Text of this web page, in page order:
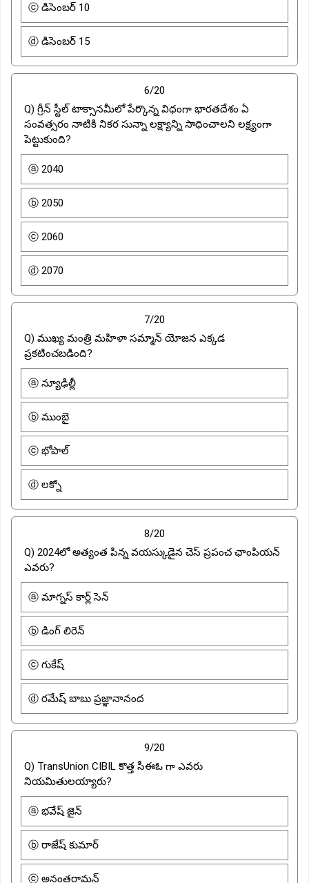
ⓒ డిసెంబర్ 10
ⓓ డిసెంబర్ 15
6/20
Q) గ్రీన్ స్టీల్ టాక్సానమీలో పేర్కొన్న విధంగా భారతదేశం ఏ
సంవత్సరం నాటికి నికర సున్నా లక్ష్యాన్ని సాధించాలని లక్ష్యంగా
పెట్టుకుంది?
ⓐ 2040
ⓑ 2050
ⓒ 2060
ⓓ 2070
7/20
Q) ముఖ్య మంత్రి మహిళా సమ్మాన్ యోజన ఎక్కడ
ప్రకటించబడింది?
ⓐ న్యూఢిల్లీ
ⓑ ముంబై
ⓒ భోపాల్
ⓓ లక్నో
8/20
Q) 2024లో అత్యంత పిన్న వయస్కుడైన చెస్ ప్రపంచ ఛాంపియన్
ఎవరు?
ⓐ మాగ్నస్ కార్ల్ సెన్
ⓑ డింగ్ లిరెన్
ⓒ గుకేష్
ⓓ రమేష్ బాబు ప్రజ్ఞానానంద
9/20
Q) TransUnion CIBIL కొత్త సీఈఓ గా ఎవరు
నియమితులయ్యారు?
ⓐ భవేష్ జైన్
ⓑ రాజేష్ కుమార్
ⓒ అనంతరామన్